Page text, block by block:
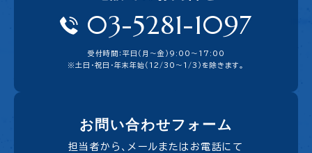
03-5281-1097
受付時間：平日（月〜金）9:00〜17:00
※土日・祝日・年末年始（12/30～1/3）を除きます。
お問い合わせフォーム
担当者から、メールまたはお電話にて